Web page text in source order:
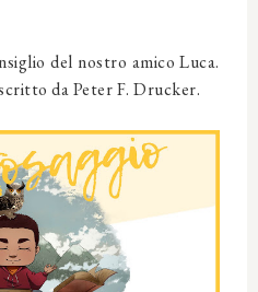
del nostro amico Luca.
da Peter F. Drucker.